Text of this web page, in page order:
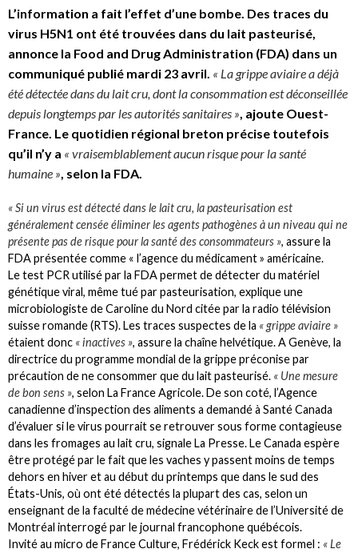
L’information a fait l’effet d’une bombe. Des traces du
virus H5N1 ont été trouvées dans du lait pasteurisé,
annonce la Food and Drug Administration (FDA) dans un
communiqué publié mardi 23 avril. « La grippe aviaire a déjà
été détectée dans du lait cru, dont la consommation est déconseillée
depuis longtemps par les autorités sanitaires » , ajoute Ouest-
France. Le quotidien régional breton précise toutefois
qu’il n’y a « vraisemblablement aucun risque pour la santé
humaine » , selon la FDA.
« Si un virus est détecté dans le lait cru, la pasteurisation est
généralement censée éliminer les agents pathogènes à un niveau qui ne
présente pas de risque pour la santé des consommateurs », assure la
FDA présentée comme « l’agence du médicament » américaine.
Le test PCR utilisé par la FDA permet de détecter du matériel
génétique viral, même tué par pasteurisation, explique une
microbiologiste de Caroline du Nord citée par la radio télévision
suisse romande (RTS). Les traces suspectes de la « grippe aviaire »
étaient donc « inactives », assure la chaîne helvétique. A Genève, la
directrice du programme mondial de la grippe préconise par
précaution de ne consommer que du lait pasteurisé. « Une mesure
de bon sens », selon La France Agricole. De son coté, l’Agence
canadienne d’inspection des aliments a demandé à Santé Canada
d’évaluer si le virus pourrait se retrouver sous forme contagieuse
dans les fromages au lait cru, signale La Presse. Le Canada espère
être protégé par le fait que les vaches y passent moins de temps
dehors en hiver et au début du printemps que dans le sud des
États-Unis, où ont été détectés la plupart des cas, selon un
enseignant de la faculté de médecine vétérinaire de l’Université de
Montréal interrogé par le journal francophone québécois.
Invité au micro de France Culture, Frédérick Keck est formel : « Le